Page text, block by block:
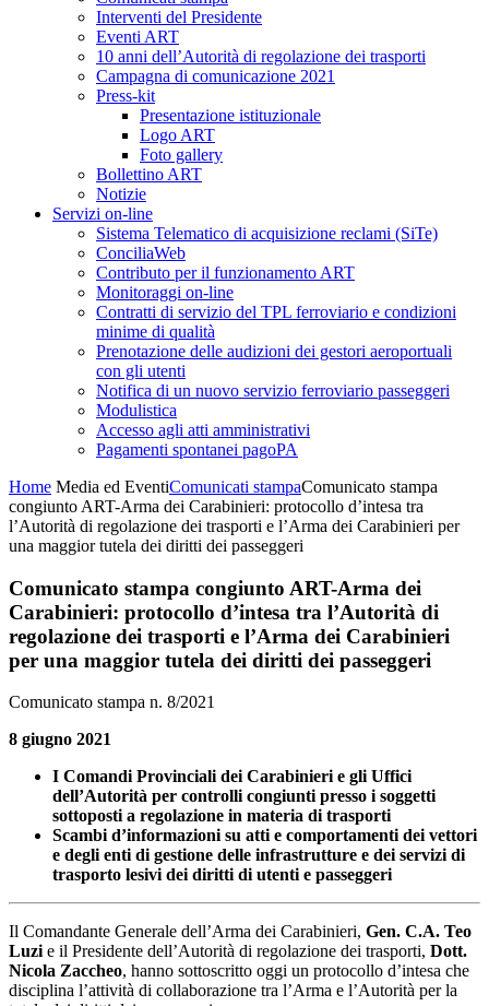
Interventi del Presidente
Eventi ART
10 anni dell’Autorità di regolazione dei trasporti
Campagna di comunicazione 2021
Press-kit
Presentazione istituzionale
Logo ART
Foto gallery
Bollettino ART
Notizie
Servizi on-line
Sistema Telematico di acquisizione reclami (SiTe)
ConciliaWeb
Contributo per il funzionamento ART
Monitoraggi on-line
Contratti di servizio del TPL ferroviario e condizioni
minime di qualità
Prenotazione delle audizioni dei gestori aeroportuali
con gli utenti
Notifica di un nuovo servizio ferroviario passeggeri
Modulistica
Accesso agli atti amministrativi
Pagamenti spontanei pagoPA
Home Media ed EventiComunicati stampaComunicato stampa
congiunto ART-Arma dei Carabinieri: protocollo d’intesa tra
l’Autorità di regolazione dei trasporti e l’Arma dei Carabinieri per
una maggior tutela dei diritti dei passeggeri
Comunicato stampa congiunto ART-Arma dei
Carabinieri: protocollo d’intesa tra l’Autorità di
regolazione dei trasporti e l’Arma dei Carabinieri
per una maggior tutela dei diritti dei passeggeri
Comunicato stampa n. 8/2021
8 giugno 2021
I Comandi Provinciali dei Carabinieri e gli Uffici
dell’Autorità per controlli congiunti presso i soggetti
sottoposti a regolazione in materia di trasporti
Scambi d’informazioni su atti e comportamenti dei vettori
e degli enti di gestione delle infrastrutture e dei servizi di
trasporto lesivi dei diritti di utenti e passeggeri
Il Comandante Generale dell’Arma dei Carabinieri, Gen. C.A. Teo
Luzie il Presidente dell’Autorità di regolazione dei trasporti, Dott.
Nicola Zaccheo, hanno sottoscritto oggi un protocollo d’intesa che
disciplina l’attività di collaborazione tra l’Arma e l’Autorità per la